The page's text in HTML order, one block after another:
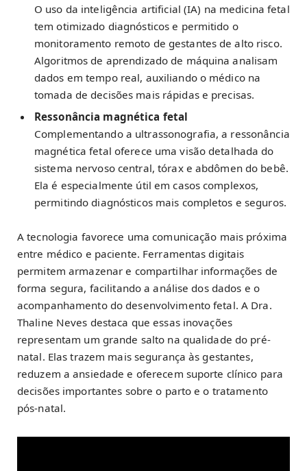
O uso da inteligência artificial (IA) na medicina fetal
tem otimizado diagnósticos e permitido o
monitoramento remoto de gestantes de alto risco.
Algoritmos de aprendizado de máquina analisam
dados em tempo real, auxiliando o médico na
tomada de decisões mais rápidas e precisas.
Ressonância magnética fetal
Complementando a ultrassonografia, a ressonância
magnética fetal oferece uma visão detalhada do
sistema nervoso central, tórax e abdômen do bebê.
Ela é especialmente útil em casos complexos,
permitindo diagnósticos mais completos e seguros.
A tecnologia favorece uma comunicação mais próxima
entre médico e paciente. Ferramentas digitais
permitem armazenar e compartilhar informações de
forma segura, facilitando a análise dos dados e o
acompanhamento do desenvolvimento fetal. A Dra.
Thaline Neves destaca que essas inovações
representam um grande salto na qualidade do pré-
natal. Elas trazem mais segurança às gestantes,
reduzem a ansiedade e oferecem suporte clínico para
decisões importantes sobre o parto e o tratamento
pós-natal.